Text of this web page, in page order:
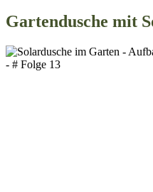
Gartendusche mit